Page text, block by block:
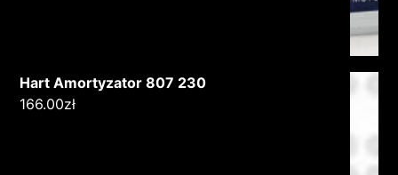
Hart Amortyzator 807 230
166.00zł